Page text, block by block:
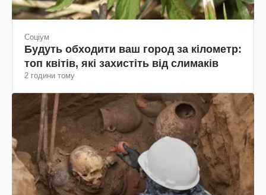
Соціум
Будуть обходити ваш город за кілометр:
топ квітів, які захистіть від слимаків
2 години тому